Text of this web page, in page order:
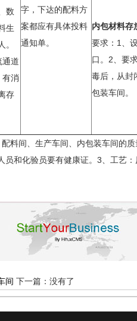
字，下达的配料方
案都应有具体投料
通知单。
数
生
。
通道
有消
存
内包材料存
要求：1、
口。2、要
毒后，从封
包装车间。
料间、生产车间、内包装车间的
员和化验员要有健康证。3、工艺
间 下一篇：没有了